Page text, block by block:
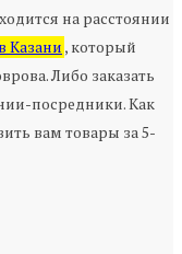
на расстоянии
Казани , который
Либо заказать
посредники. Как
вам товары за 5-